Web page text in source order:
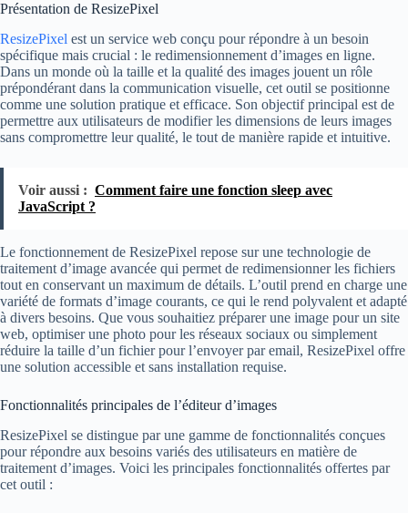
Présentation de ResizePixel
ResizePixel est un service web conçu pour répondre à un besoin
spécifique mais crucial : le redimensionnement d’images en ligne.
Dans un monde où la taille et la qualité des images jouent un rôle
prépondérant dans la communication visuelle, cet outil se positionne
comme une solution pratique et efficace. Son objectif principal est de
permettre aux utilisateurs de modifier les dimensions de leurs images
sans compromettre leur qualité, le tout de manière rapide et intuitive.
Voir aussi : Comment faire une fonction sleep avec
JavaScript ?
Le fonctionnement de ResizePixel repose sur une technologie de
traitement d’image avancée qui permet de redimensionner les fichiers
tout en conservant un maximum de détails. L’outil prend en charge une
variété de formats d’image courants, ce qui le rend polyvalent et adapté
à divers besoins. Que vous souhaitiez préparer une image pour un site
web, optimiser une photo pour les réseaux sociaux ou simplement
réduire la taille d’un fichier pour l’envoyer par email, ResizePixel offre
une solution accessible et sans installation requise.
Fonctionnalités principales de l’éditeur d’images
ResizePixel se distingue par une gamme de fonctionnalités conçues
pour répondre aux besoins variés des utilisateurs en matière de
traitement d’images. Voici les principales fonctionnalités offertes par
cet outil :